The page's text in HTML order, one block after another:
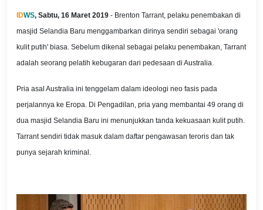
IDWS, Sabtu, 16 Maret 2019 - Brenton Tarrant, pelaku penembakan di
masjid Selandia Baru menggambarkan dirinya sendiri sebagai 'orang
kulit putih' biasa. Sebelum dikenal sebagai pelaku penembakan, Tarrant
adalah seorang pelatih kebugaran dari pedesaan di Australia.
Pria asal Australia ini tenggelam dalam ideologi neo fasis pada
perjalannya ke Eropa. Di Pengadilan, pria yang membantai 49 orang di
dua masjid Selandia Baru ini menunjukkan tanda kekuasaan kulit putih.
Tarrant sendiri tidak masuk dalam daftar pengawasan teroris dan tak
punya sejarah kriminal.